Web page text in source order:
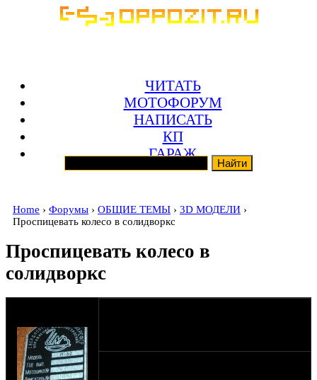
ЧИТАТЬ
МОТОФОРУМ
НАПИСАТЬ
КП
ГАРАЖ
Home › Форумы › ОБЩИЕ ТЕМЫ › 3D МОДЕЛИ ›
Проспицевать колесо в солидворкс
Проспицевать колесо в
солидворкс